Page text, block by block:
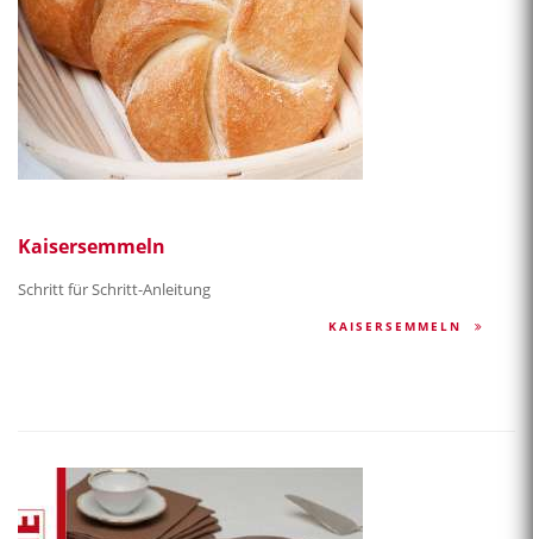
Kaisersemmeln
Schritt für Schritt-Anleitung
KAISERSEMMELN